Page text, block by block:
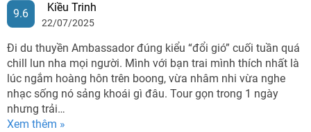
9.6 Kiều Trinh
22/07/2025
Đi du thuyền Ambassador đúng kiểu “đổi gió” cuối tuần quá
chill lun nha mọi người. Mình với bạn trai mình thích nhất là
lúc ngắm hoàng hôn trên boong, vừa nhâm nhi vừa nghe
nhạc sống nó sảng khoái gì đâu. Tour gọn trong 1 ngày
nhưng trải…
Xem thêm »